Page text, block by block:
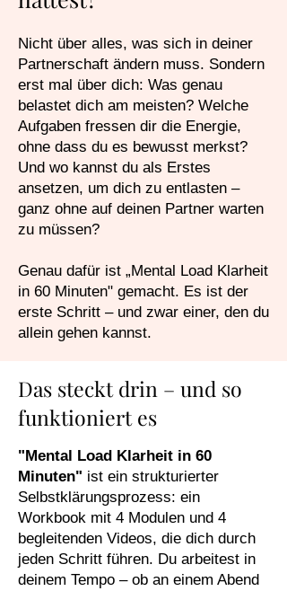
Nicht über alles, was sich in deiner
Partnerschaft ändern muss. Sondern
erst mal über dich: Was genau
belastet dich am meisten? Welche
Aufgaben fressen dir die Energie,
ohne dass du es bewusst merkst?
Und wo kannst du als Erstes
ansetzen, um dich zu entlasten –
ganz ohne auf deinen Partner warten
zu müssen?
Genau dafür ist „Mental Load Klarheit
in 60 Minuten" gemacht. Es ist der
erste Schritt – und zwar einer, den du
allein gehen kannst.
Das steckt drin – und so
funktioniert es
"Mental Load Klarheit in 60
Minuten" ist ein strukturierter
Selbstklärungsprozess: ein
Workbook mit 4 Modulen und 4
begleitenden Videos, die dich durch
jeden Schritt führen. Du arbeitest in
deinem Tempo – ob an einem Abend